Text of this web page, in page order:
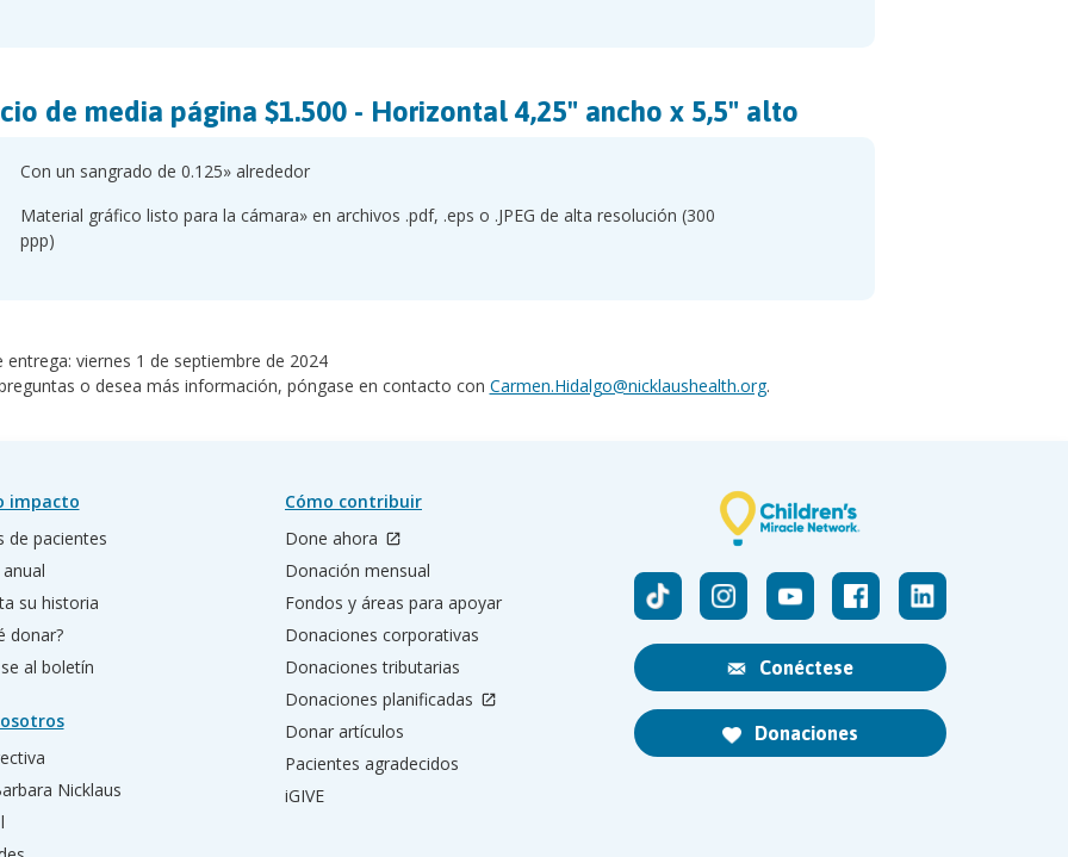
de media página $1.500 - Horizontal 4,25" ancho x 5,5" alto
Con un sangrado de 0.125» alrededor
Material gráfico listo para la cámara» en archivos .pdf, .eps o .JPEG de alta resolución (300
ppp)
entrega: viernes 1 de septiembre de 2024
o desea más información, póngase en contacto con Carmen.Hidalgo@nicklaushealth.org.
Conéctese
Donaciones
impacto
de pacientes
su historia
donar?
al boletín
Nicklaus
Cómo contribuir
Done ahora
Donación mensual
Fondos y áreas para apoyar
Donaciones corporativas
Donaciones tributarias
Donaciones planificadas
Donar artículos
Pacientes agradecidos
iGIVE